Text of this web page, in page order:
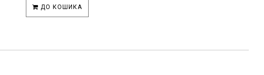
ДО КОШИКА